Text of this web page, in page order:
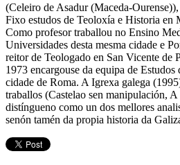
(Celeiro de Asadur (Maceda-
Fixo estudos de Teoloxía e Historia en
Como profesor traballou no Ensino
Universidades desta mesma cidade e
reitor de Teologado en San Vicente de
1973 encargouse da equipa de
cidade de Roma. A Igrexa galega
traballos (Castelao sen manipulación,
distíngueno como un dos mellores
senón tamén da propia historia da